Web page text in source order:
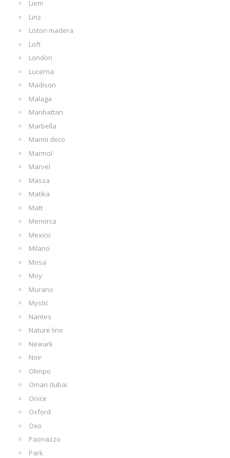
Liem
Linz
Liston madera
Loft
London
Lucerna
Madison
Malaga
Manhattan
Marbella
Marmi deco
Marmol
Marvel
Massa
Matika
Matt
Menorca
Mexico
Milano
Mosa
Moy
Murano
Mystic
Nantes
Nature lino
Newark
Noir
Olimpo
Oman dubai
Onice
Oxford
Oxo
Paonazzo
Park